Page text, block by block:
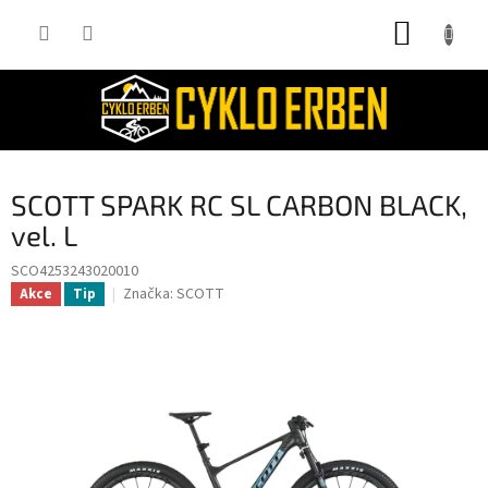
SCOTT SPARK RC SL CARBON BLACK,
vel. L
SCO4253243020010
Akce Tip Značka: SCOTT